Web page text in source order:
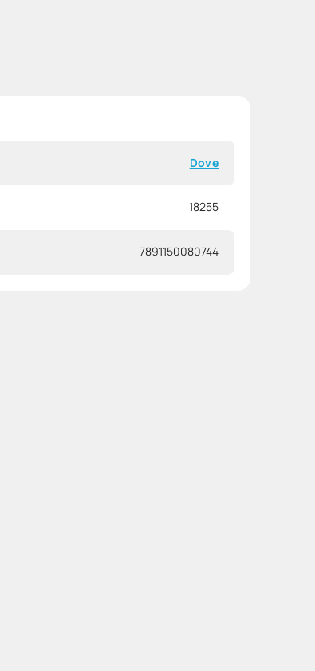
Dove
18255
7891150080744